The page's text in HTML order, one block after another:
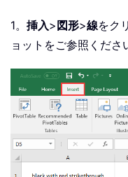
1。 挿入> 図形>線をク
ョットをご参照くださ